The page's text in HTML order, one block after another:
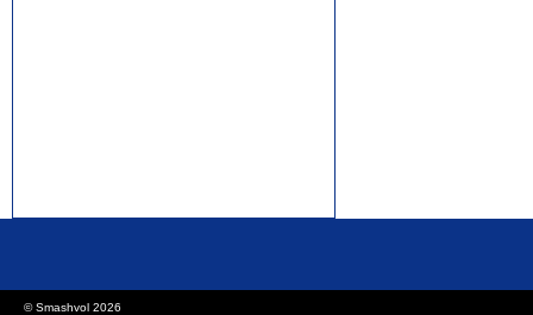
© Smashvol 2026